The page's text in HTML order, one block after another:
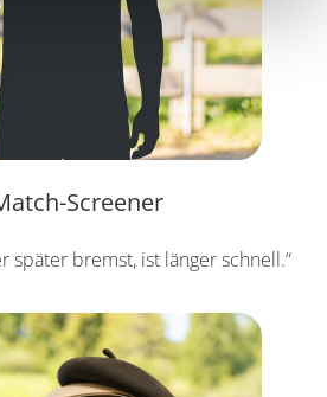
Screener
später bremst, ist länger schnell.“